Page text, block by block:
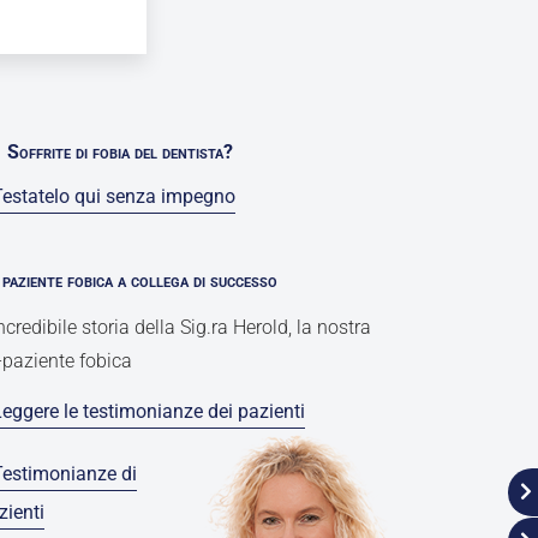
Soffrite di fobia del dentista?
qui senza impegno
fobica a collega di successo
storia della Sig.ra Herold, la nostra
fobica
le testimonianze dei pazienti
di